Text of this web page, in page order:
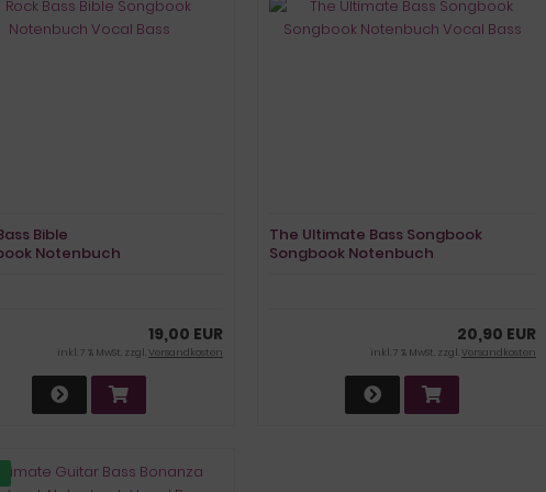
Bible
Notenbuch
19,00 EUR
inkl. 7 % MwSt. zzgl.Versandkosten
The Ultimate Bass Songbook
Songbook Notenbuch
20,90 EUR
inkl. 7 % MwSt. zzgl.Versandkosten